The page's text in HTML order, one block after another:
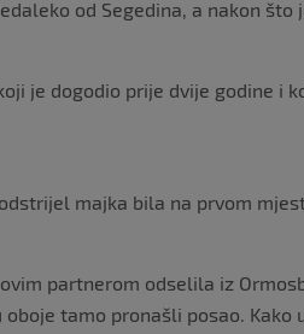
od Segedina, a nakon što
je dogodio prije dvije godine i
majka bila na prvom
partnerom odselila iz
tamo pronašli posao. Kako